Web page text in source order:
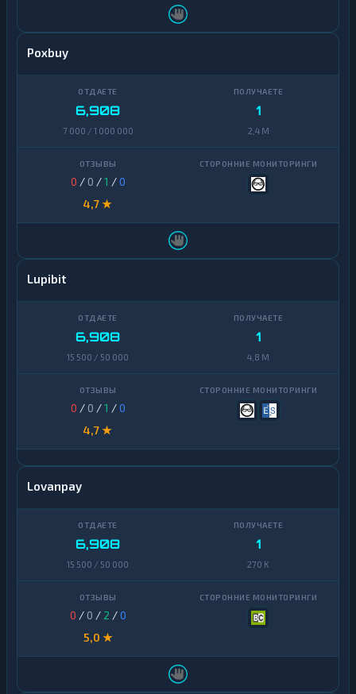
Poxbuy
6,908
7 000 / 1 000 000
1
2,4 M
0 / 0 /1 /0
4,7 ★
Lupibit
6,908
15 500 / 50 000
1
4,8 M
0 / 0 /1 /0
4,7 ★
Lovanpay
6,908
15 500 / 50 000
1
270 K
0 / 0 / 2 /0
5,0 ★